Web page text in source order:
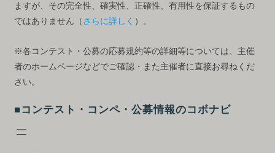
ますが、その完全性、確実性、正確性、有用性を保証するもの
ではありません（ さらに詳しく ）。
※各コンテスト・公募の応募規約等の詳細等については、主催
者のホームページなどでご確認・また主催者に直接お尋ねくだ
さい。
■コンテスト・コンペ・公募情報のコボナビ